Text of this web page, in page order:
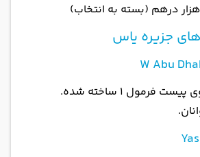
جزیره یاس
۱ ساخته شده.